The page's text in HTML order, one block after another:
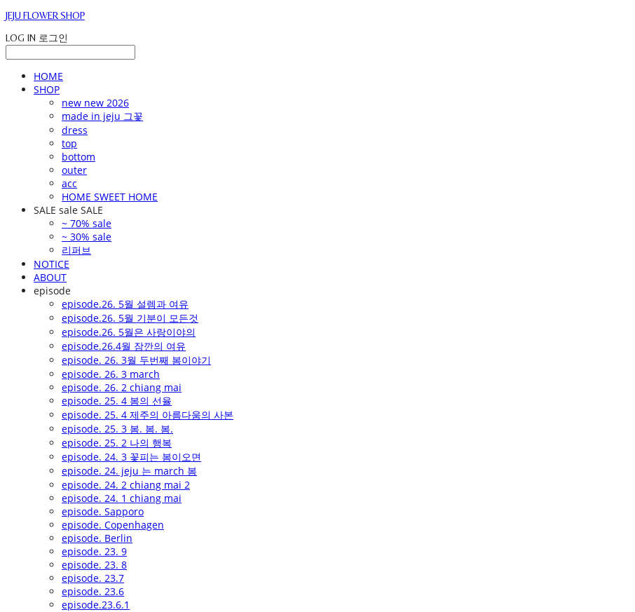
JEJU FLOWER SHOP
LOG IN 로그인
HOME
SHOP
new new 2026
made in jeju 그꽃
dress
top
bottom
outer
acc
HOME SWEET HOME
SALE sale SALE
~ 70% sale
~ 30% sale
리퍼브
NOTICE
ABOUT
episode
episode.26. 5월 설렘과 여유
episode.26. 5월 기분이 모든것
episode.26. 5월은 사랑이야의
episode.26.4월 잠깐의 여유
episode. 26. 3월 두번째 봄이야기
episode. 26. 3 march
episode. 26. 2 chiang mai
episode. 25. 4 봄의 선율
episode. 25. 4 제주의 아름다움의 사본
episode. 25. 3 봄. 봄. 봄.
episode. 25. 2 나의 행복
episode. 24. 3 꽃피는 봄이오면
episode. 24. jeju 는 march 봄
episode. 24. 2 chiang mai 2
episode. 24. 1 chiang mai
episode. Sapporo
episode. Copenhagen
episode. Berlin
episode. 23. 9
episode. 23. 8
episode. 23.7
episode. 23.6
episode.23.6.1